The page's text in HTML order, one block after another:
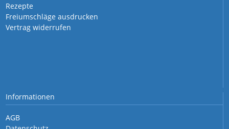
Rezepte
Freiumschläge ausdrucken
Vertrag widerrufen
Informationen
AGB